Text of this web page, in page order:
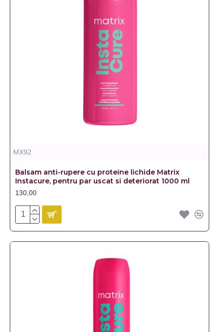
MX92
Balsam anti-rupere cu proteine lichide Matrix
Instacure, pentru par uscat si deteriorat 1000 ml
130,00